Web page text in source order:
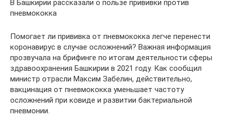
В Башкирии рассказали о пользе прививки против
пневмококка
Помогает ли прививка от пневмококка легче перенести
коронавирус в случае осложнений? Важная информация
прозвучала на брифинге по итогам деятельности сферы
здравоохранения Башкирии в 2021 году. Как сообщил
министр отрасли Максим Забелин, действительно,
вакцинация от пневмококка уменьшает частоту
осложнений при ковиде и развитии бактериальной
пневмонии.